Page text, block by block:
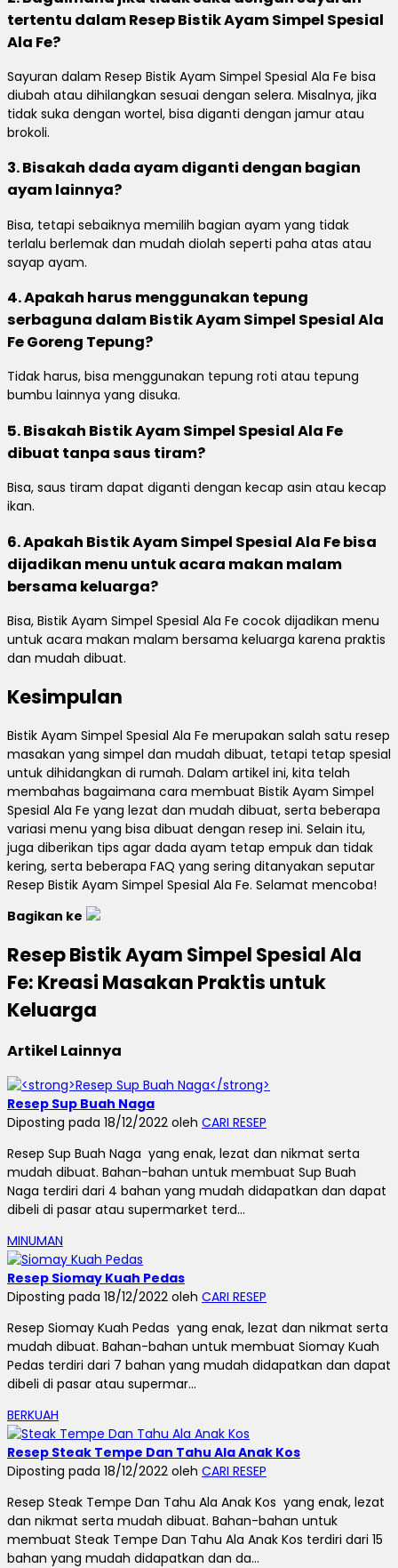
tertentu dalam Resep Bistik Ayam Simpel Spesial
Ala Fe?
Sayuran dalam Resep Bistik Ayam Simpel Spesial Ala Fe bisa
diubah atau dihilangkan sesuai dengan selera. Misalnya, jika
tidak suka dengan wortel, bisa diganti dengan jamur atau
brokoli.
3. Bisakah dada ayam diganti dengan bagian
ayam lainnya?
Bisa, tetapi sebaiknya memilih bagian ayam yang tidak
terlalu berlemak dan mudah diolah seperti paha atas atau
sayap ayam.
4. Apakah harus menggunakan tepung
serbaguna dalam Bistik Ayam Simpel Spesial Ala
Fe Goreng Tepung?
Tidak harus, bisa menggunakan tepung roti atau tepung
bumbu lainnya yang disuka.
5. Bisakah Bistik Ayam Simpel Spesial Ala Fe
dibuat tanpa saus tiram?
Bisa, saus tiram dapat diganti dengan kecap asin atau kecap
ikan.
6. Apakah Bistik Ayam Simpel Spesial Ala Fe bisa
dijadikan menu untuk acara makan malam
bersama keluarga?
Bisa, Bistik Ayam Simpel Spesial Ala Fe cocok dijadikan menu
untuk acara makan malam bersama keluarga karena praktis
dan mudah dibuat.
Kesimpulan
Bistik Ayam Simpel Spesial Ala Fe merupakan salah satu resep
masakan yang simpel dan mudah dibuat, tetapi tetap spesial
untuk dihidangkan di rumah. Dalam artikel ini, kita telah
membahas bagaimana cara membuat Bistik Ayam Simpel
Spesial Ala Fe yang lezat dan mudah dibuat, serta beberapa
variasi menu yang bisa dibuat dengan resep ini. Selain itu,
juga diberikan tips agar dada ayam tetap empuk dan tidak
kering, serta beberapa FAQ yang sering ditanyakan seputar
Resep Bistik Ayam Simpel Spesial Ala Fe. Selamat mencoba!
Bagikan ke
Resep Bistik Ayam Simpel Spesial Ala
Fe: Kreasi Masakan Praktis untuk
Keluarga
Artikel Lainnya
Resep Sup Buah Naga
Diposting pada 18/12/2022 oleh CARI RESEP
Resep Sup Buah Naga yang enak, lezat dan nikmat serta
mudah dibuat. Bahan-bahan untuk membuat Sup Buah
Naga terdiri dari 4 bahan yang mudah didapatkan dan dapat
dibeli di pasar atau supermarket terd...
MINUMAN
Resep Siomay Kuah Pedas
Diposting pada 18/12/2022 oleh CARI RESEP
Resep Siomay Kuah Pedas yang enak, lezat dan nikmat serta
mudah dibuat. Bahan-bahan untuk membuat Siomay Kuah
Pedas terdiri dari 7 bahan yang mudah didapatkan dan dapat
dibeli di pasar atau supermar...
BERKUAH
Resep Steak Tempe Dan Tahu Ala Anak Kos
Diposting pada 18/12/2022 oleh CARI RESEP
Resep Steak Tempe Dan Tahu Ala Anak Kos yang enak, lezat
dan nikmat serta mudah dibuat. Bahan-bahan untuk
membuat Steak Tempe Dan Tahu Ala Anak Kos terdiri dari 15
bahan yang mudah didapatkan dan da...